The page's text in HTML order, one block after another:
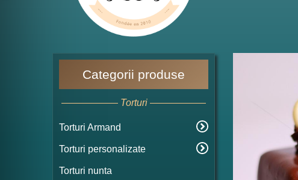
Categorii produse
Torturi
Torturi Armand
Torturi personalizate
Torturi nunta